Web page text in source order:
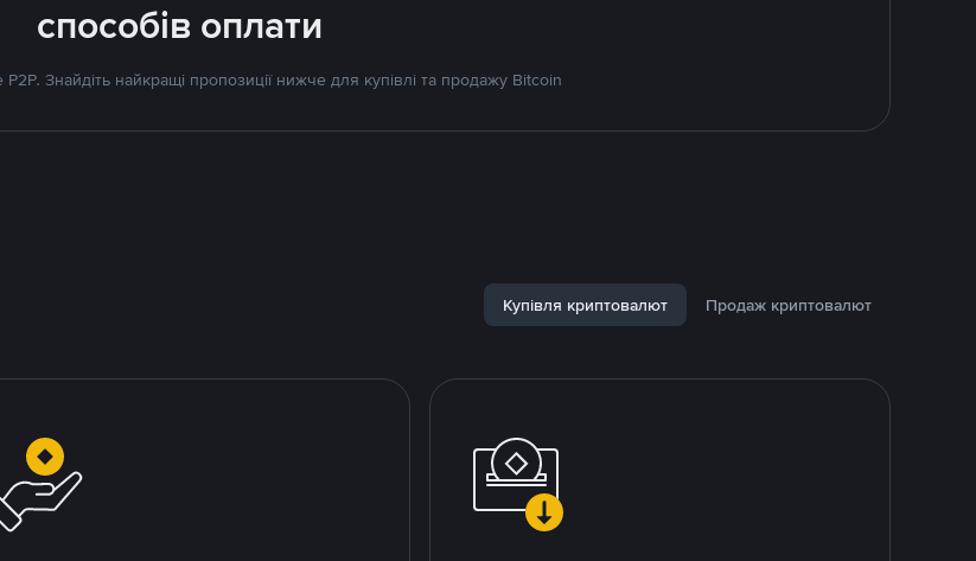
способів оплати
Знайдіть найкращі пропозиції нижче для купівлі та продажу Bitcoin
Купівля криптовалют Продаж криптовалют